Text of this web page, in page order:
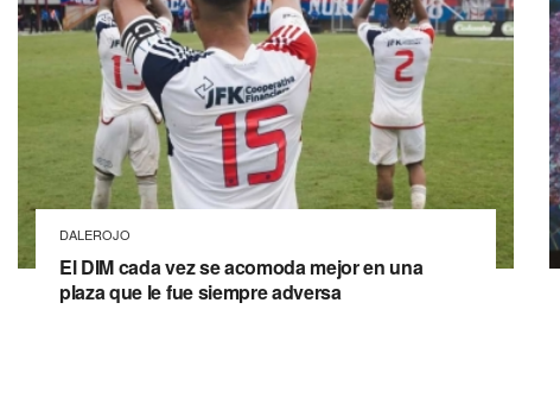
DALEROJO
El DIM cada vez se acomoda mejor en una
plaza que le fue siempre adversa